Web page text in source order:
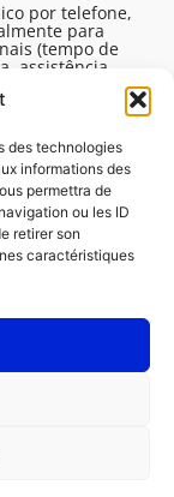
des technologies
informations des
permettra de
ou les ID
retirer son
caractéristiques
por telefone,
para
(tempo de
assistência
De segunda a
das 08:30 às